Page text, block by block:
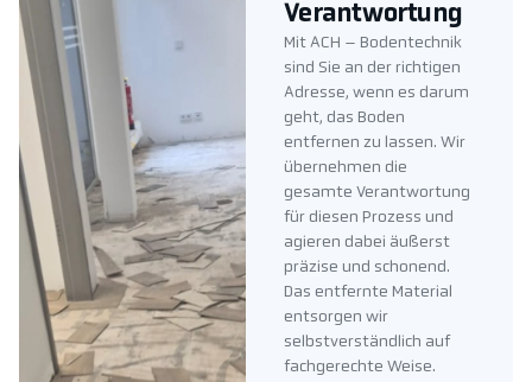
Verantwortung
Mit ACH – Bodentechnik
sind Sie an der richtigen
Adresse, wenn es darum
geht, das Boden
entfernen zu lassen. Wir
übernehmen die
gesamte Verantwortung
für diesen Prozess und
agieren dabei äußerst
präzise und schonend.
Das entfernte Material
entsorgen wir
selbstverständlich auf
fachgerechte Weise.